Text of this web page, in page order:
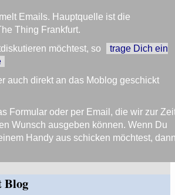
Emails. Hauptquelle ist die
Thing Frankfurt.
möchtest, so
trage Dich ein
auch direkt an das Moblog geschickt
Formular oder per Email, die wir zur
Wunsch ausgeben können. Wenn Du
Handy aus schicken möchtest,